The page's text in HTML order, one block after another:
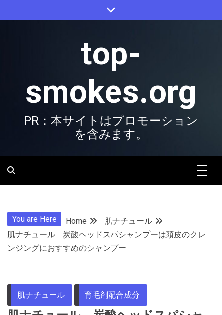
to
top-
smokes.org
PR：本サイトはプロモーション
を含みます。
You are Here Home
肌ナチュール
肌ナチュール 炭酸ヘッドスパシャンプーは頭皮のクレ
ンジングにおすすめのシャンプー
肌ナチュール 育毛剤配合成分